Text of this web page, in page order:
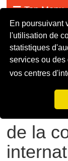
En poursuivant
l'utilisation de
statistiques
services ou des
vos centres
Top Menu
malijet mali jet
des
de la